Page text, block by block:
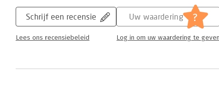
Schrijf een recensie
Lees ons recensiebeleid
Uw waardering ?
Log in om uw waardering te geven